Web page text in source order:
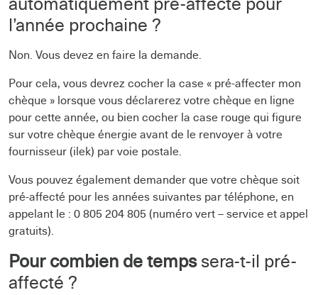
l’année prochaine ?
Non. Vous devez en faire la demande.
Pour cela, vous devrez cocher la case « pré-affecter mon
chèque » lorsque vous déclarerez votre chèque en ligne
pour cette année, ou bien cocher la case rouge qui figure
sur votre chèque énergie avant de le renvoyer à votre
fournisseur (ilek) par voie postale.
Vous pouvez également demander que votre chèque soit
pré-affecté pour les années suivantes par téléphone, en
appelant le : 0 805 204 805 (numéro vert – service et appel
gratuits).
Pour combien de tempssera-t-il pré-
affecté ?